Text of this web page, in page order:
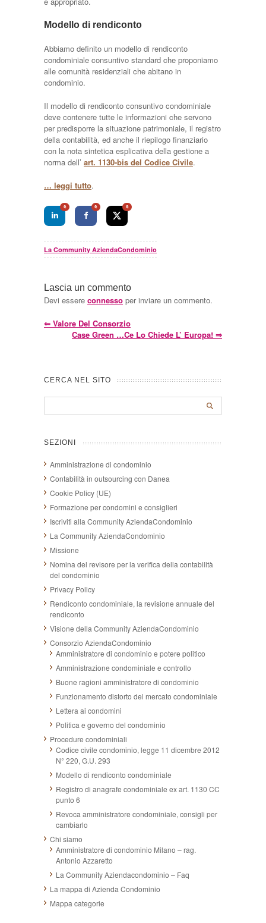
Modello di rendiconto
Abbiamo definito un modello di rendiconto
condominiale consuntivo standard che proponiamo
alle comunità residenziali che abitano in
condominio.
Il modello di rendiconto consuntivo condominiale
deve contenere tutte le informazioni che servono
per predisporre la situazione patrimoniale, il registro
della contabilità, ed anche il riepilogo finanziario
con la nota sintetica esplicativa della gestione a
norma dell’ art. 1130-bis del Codice Civile.
… leggi tutto.
0 0 0
La Community AziendaCondominio
Lascia un commento
Devi essere connesso per inviare un commento.
⇐ Valore Del Consorzio
Case Green …ce Lo Chiede L’ Europa! ⇒
CERCA NEL SITO
SEZIONI
Amministrazione di condominio
Contabilità in outsourcing con Danea
Cookie Policy (UE)
Formazione per condomini e consiglieri
Iscriviti alla Community AziendaCondominio
La Community AziendaCondominio
Missione
Nomina del revisore per la verifica della contabilità
del condominio
Privacy Policy
Rendiconto condominiale, la revisione annuale del
rendiconto
Visione della Community AziendaCondominio
Consorzio AziendaCondominio
Amministratore di condominio e potere politico
Amministrazione condominiale e controllo
Buone ragioni amministratore di condominio
Funzionamento distorto del mercato condominiale
Lettera ai condomini
Politica e governo del condominio
Procedure condominiali
Codice civile condominio, legge 11 dicembre 2012
N° 220, G.U. 293
Modello di rendiconto condominiale
Registro di anagrafe condominiale ex art. 1130 CC
punto 6
Revoca amministratore condominiale, consigli per
cambiarlo
Chi siamo
Amministratore di condominio Milano – rag.
Antonio Azzaretto
La Community Aziendacondominio – Faq
La mappa di Azienda Condominio
Mappa categorie